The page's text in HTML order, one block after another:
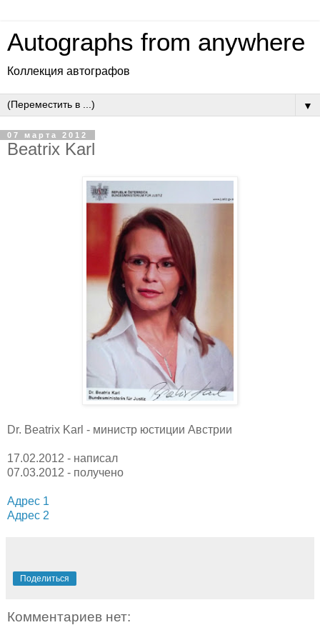
Autographs from anywhere
Коллекция автографов
▼
07 марта 2012
Beatrix Karl
Dr. Beatrix Karl - министр юстиции Австрии
17.02.2012 - написал
07.03.2012 - получено
Адрес 1
Адрес 2
Поделиться
Комментариев нет: